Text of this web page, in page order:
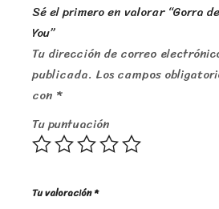
Sé el primero en valorar “Gorra
You”
Tu dirección de correo
publicada. Los campos
con *
Tu puntuación
Tu valoración*